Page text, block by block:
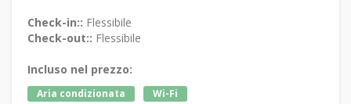
Check-in:: Flessibile
Check-out:: Flessibile
Incluso nel prezzo:
Aria condizionata
Wi-Fi